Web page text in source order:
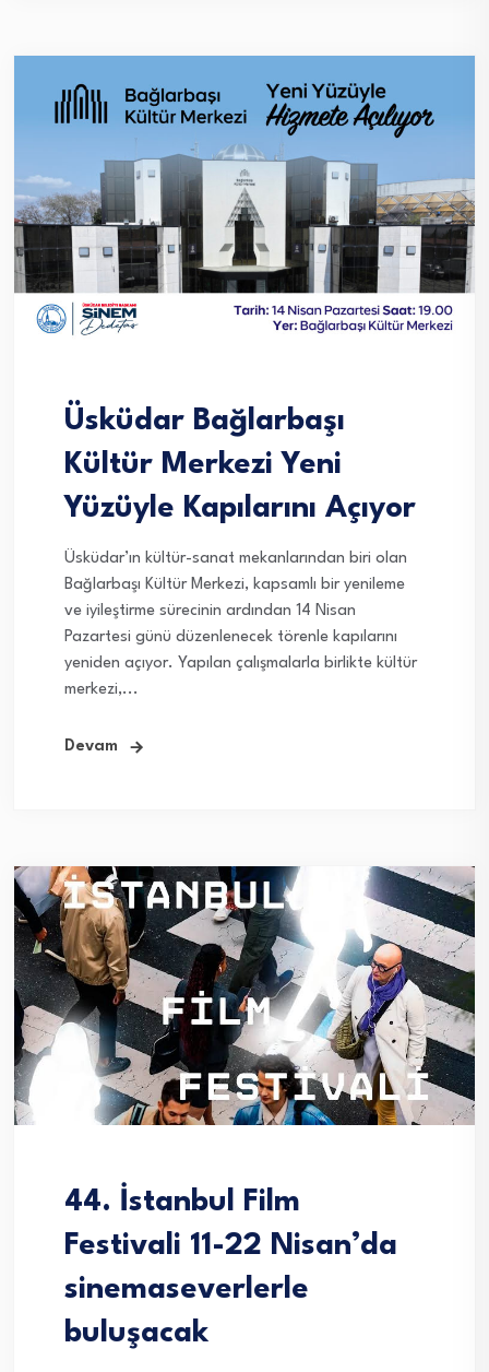
Üsküdar Bağlarbaşı
Kültür Merkezi Yeni
Yüzüyle Kapılarını Açıyor
Üsküdar’ın kültür-sanat mekanlarından biri olan
Bağlarbaşı Kültür Merkezi, kapsamlı bir yenileme
ve iyileştirme sürecinin ardından 14 Nisan
Pazartesi günü düzenlenecek törenle kapılarını
yeniden açıyor. Yapılan çalışmalarla birlikte kültür
merkezi,...
Devam
44. İstanbul Film
Festivali 11-22 Nisan’da
sinemaseverlerle
buluşacak